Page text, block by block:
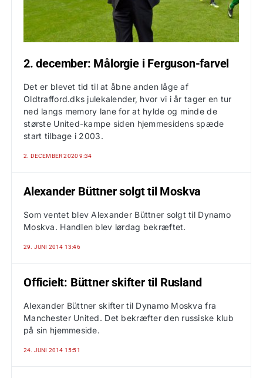
2. december: Målorgie i Ferguson-farvel
Det er blevet tid til at åbne anden låge af
Oldtrafford.dks julekalender, hvor vi i år tager en tur
ned langs memory lane for at hylde og minde de
største United-kampe siden hjemmesidens spæde
start tilbage i 2003.
2. DECEMBER 2020 9:34
Alexander Büttner solgt til Moskva
Som ventet blev Alexander Büttner solgt til Dynamo
Moskva. Handlen blev lørdag bekræftet.
29. JUNI 2014 13:46
Officielt: Büttner skifter til Rusland
Alexander Büttner skifter til Dynamo Moskva fra
Manchester United. Det bekræfter den russiske klub
på sin hjemmeside.
24. JUNI 2014 15:51